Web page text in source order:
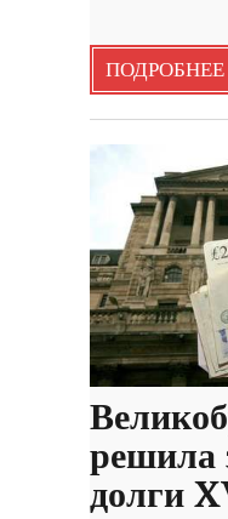
ПОДРОБНЕЕ
решила
долги